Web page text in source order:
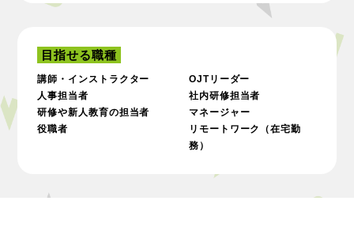
目指せる職種
講師・インストラクター
OJTリーダー
人事担当者
社内研修担当者
研修や新人教育の担当者
マネージャー
役職者
リモートワーク（在宅勤
務）